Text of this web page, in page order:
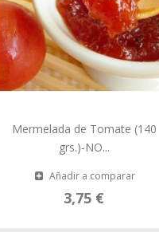
Mermelada de Tomate (140
grs.)-NO...
Añadir a comparar
3,75 €